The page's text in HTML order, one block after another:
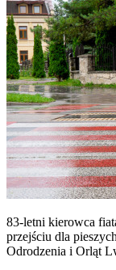
83-letni kierowca
przejściu dla
Odrodzenia i Orląt